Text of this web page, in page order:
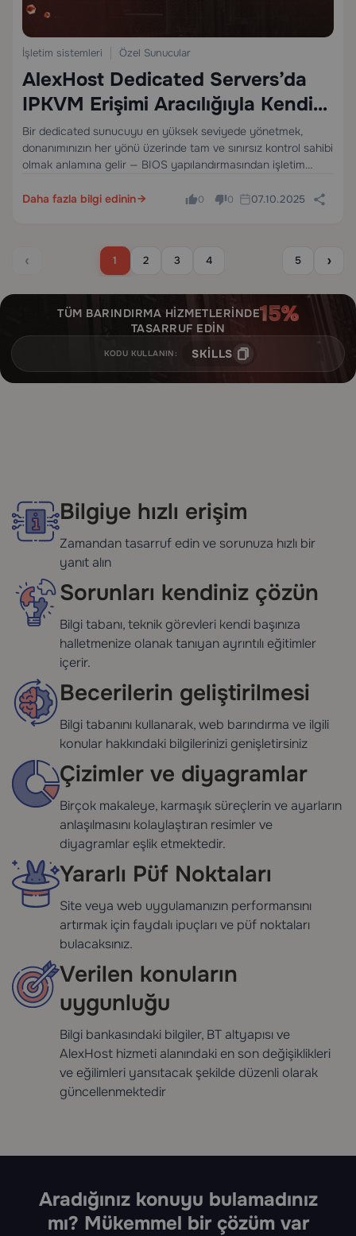
İşletim sistemleri Özel Sunucular
AlexHost Dedicated Servers’da
IPKVM Erişimi Aracılığıyla Kendi
ISO İmajınızı Yükleme
Bir dedicated sunucuyu en yüksek seviyede yönetmek,
donanımınızın her yönü üzerinde tam ve sınırsız kontrol sahibi
olmak anlamına gelir — BIOS yapılandırmasından işletim
IPKVM (IP tabanlı Klavye, Video ve Fare) erişimini
Daha fazla bilgi edinin 0 0 07.10.2025
‹ 1 2 3 4 5 ›
TÜM BARINDIRMA HIZMETLERINDE
TASARRUF EDIN
KODU KULLANIN: SKILLS
Bilgiye hızlı erişim
Zamandan tasarruf edin ve sorunuza hızlı bir
yanıt alın
Sorunları kendiniz çözün
Bilgi tabanı, teknik görevleri kendi başınıza
halletmenize olanak tanıyan ayrıntılı eğitimler
içerir.
Becerilerin geliştirilmesi
Bilgi tabanını kullanarak, web barındırma ve ilgili
konular hakkındaki bilgilerinizi genişletirsiniz
Çizimler ve diyagramlar
Birçok makaleye, karmaşık süreçlerin ve ayarların
anlaşılmasını kolaylaştıran resimler ve
diyagramlar eşlik etmektedir.
Yararlı Püf Noktaları
Site veya web uygulamanızın performansını
artırmak için faydalı ipuçları ve püf noktaları
bulacaksınız.
Verilen konuların
uygunluğu
Bilgi bankasındaki bilgiler, BT altyapısı ve
AlexHost hizmeti alanındaki en son değişiklikleri
ve eğilimleri yansıtacak şekilde düzenli olarak
güncellenmektedir
Aradığınız konuyu bulamadınız
mı? Mükemmel bir çözüm var